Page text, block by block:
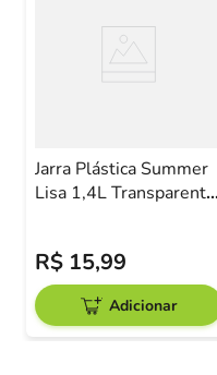
Jarra Plástica Summer
Lisa 1,4L Transparente
R$ 15,99
Adicionar